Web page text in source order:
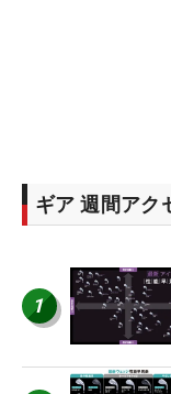
ギア 週間アク
1